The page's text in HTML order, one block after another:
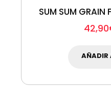
SUM SUM GRAIN
42,90
AÑADIR